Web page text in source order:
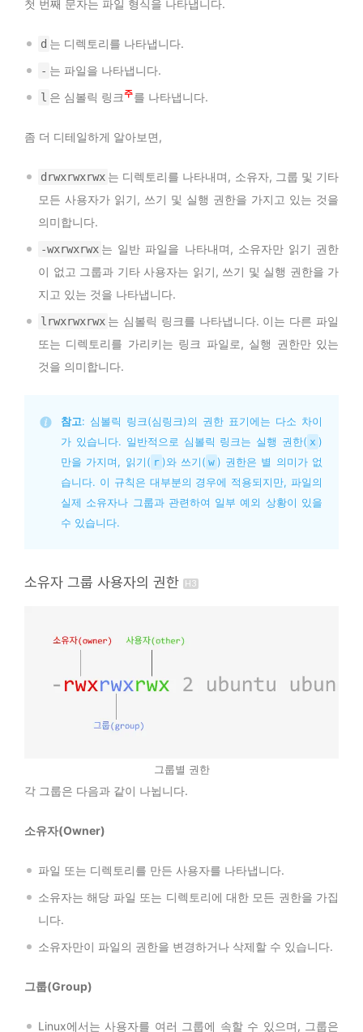
첫 번째 문자는 파일 형식을 나타냅니다.
d 는 디렉토리를 나타냅니다.
- 는 파일을 나타냅니다.
l 은 심볼릭 링크2 를 나타냅니다.
좀 더 디테일하게 알아보면,
drwxrwxrwx 는 디렉토리를 나타내며, 소유자, 그룹 및 기타
모든 사용자가 읽기, 쓰기 및 실행 권한을 가지고 있는 것을
의미합니다.
-wxrwxrwx 는 일반 파일을 나타내며, 소유자만 읽기 권한
이 없고 그룹과 기타 사용자는 읽기, 쓰기 및 실행 권한을 가
지고 있는 것을 나타냅니다.
lrwxrwxrwx 는 심볼릭 링크를 나타냅니다. 이는 다른 파일
또는 디렉토리를 가리키는 링크 파일로, 실행 권한만 있는
것을 의미합니다.
참고: 심볼릭 링크(심링크)의 권한 표기에는 다소 차이
가 있습니다. 일반적으로 심볼릭 링크는 실행 권한( x )
만을 가지며, 읽기( r )와 쓰기( w ) 권한은 별 의미가 없
습니다. 이 규칙은 대부분의 경우에 적용되지만, 파일의
실제 소유자나 그룹과 관련하여 일부 예외 상황이 있을
수 있습니다.
소유자 그룹 사용자의 권한
그룹별 권한
각 그룹은 다음과 같이 나뉩니다.
소유자(Owner)
파일 또는 디렉토리를 만든 사용자를 나타냅니다.
소유자는 해당 파일 또는 디렉토리에 대한 모든 권한을 가집
니다.
소유자만이 파일의 권한을 변경하거나 삭제할 수 있습니다.
그룹(Group)
Linux에서는 사용자를 여러 그룹에 속할 수 있으며, 그룹은